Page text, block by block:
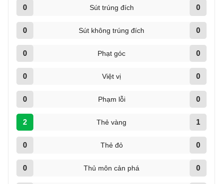
0 Sút trúng đích 0
0 Sút không trúng đích 0
0 Phạt góc 0
0 Việt vị 0
0 Phạm lỗi 0
2 Thẻ vàng 1
0 Thẻ đỏ 0
0 Thủ môn cản phá 0